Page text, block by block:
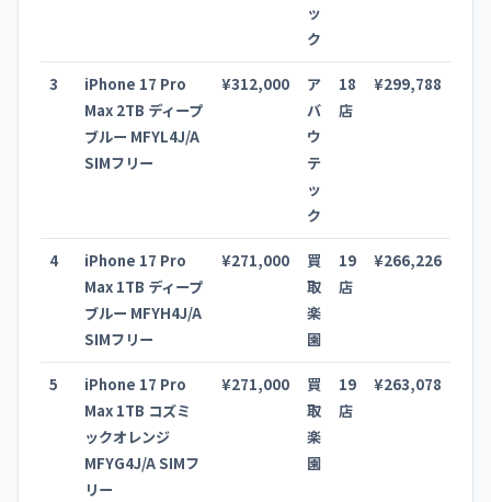
ッ
ク
3
iPhone 17 Pro
Max 2TB ディープ
ブルー MFYL4J/A
SIMフリー
¥312,000
ア
バ
ウ
テ
ッ
ク
18
店
¥299,788
4
iPhone 17 Pro
Max 1TB ディープ
ブルー MFYH4J/A
SIMフリー
¥271,000
買
取
楽
園
19
店
¥266,226
5
iPhone 17 Pro
Max 1TB コズミ
ックオレンジ
MFYG4J/A SIMフ
リー
¥271,000
買
取
楽
園
19
店
¥263,078